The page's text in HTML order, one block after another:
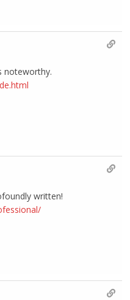
noteworthy.
written!